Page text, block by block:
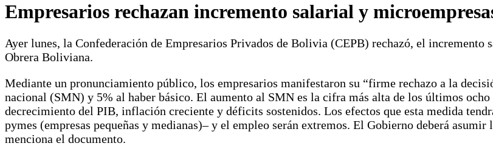
Empresarios rechazan incremento salarial y
Ayer lunes, la Confederación de Empresarios Privados de Bolivia (CEPB) rechazó, el
Obrera Boliviana.
Mediante un pronunciamiento público, los empresarios manifestaron su “firme rechazo a la
nacional (SMN) y 5% al haber básico. El aumento al SMN es la cifra más alta de los últimos
decrecimiento del PIB, inflación creciente y déficits sostenidos. Los efectos que esta medida
pymes (empresas pequeñas y medianas)– y el empleo serán extremos. El Gobierno deberá
menciona el documento.